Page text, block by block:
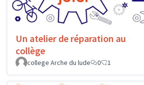
Un atelier de réparation au
collège
college Arche du lude
0 1